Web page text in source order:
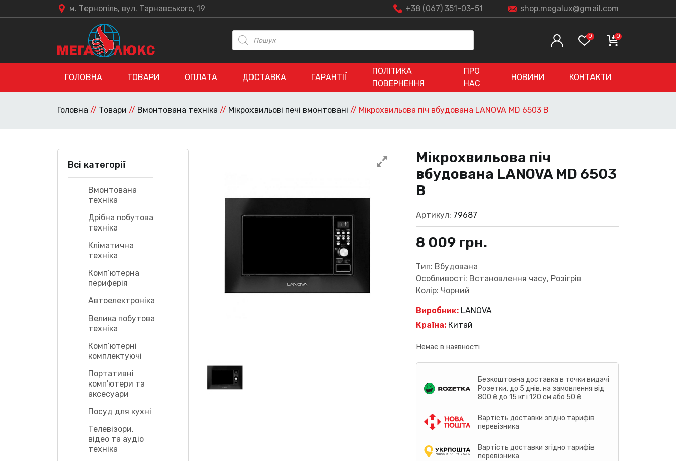
м. Тернопіль, вул. Тарнавського, 19 +38 (067) 351-03-51 shop.megalux@gmail.com
Пошук
товарів
0 0
ГОЛОВНА ТОВАРИ ОПЛАТА ДОСТАВКА ГАРАНТІЇ
ПОЛІТИКА
ПОВЕРНЕННЯ
ПРО
НАС
НОВИНИ КОНТАКТИ
Головна // Товари // Вмонтована техніка // Мікрохвильові печі вмонтовані // Мікрохвильова піч вбудована LANOVA MD 6503 B
Всі категорії
Вмонтована
техніка
Дрібна побутова
техніка
Кліматична
техніка
Комп’ютерна
периферія
Автоелектроніка
Велика побутова
техніка
Комп’ютерні
комплектуючі
Портативні
комп'ютери та
аксесуари
Посуд для кухні
Телевізори,
відео та аудіо
техніка
Мікрохвильова піч
вбудована LANOVA MD 6503
B
Артикул: 79687
8 009 грн.
Тип: Вбудована
Особливості: Встановлення часу, Розігрів
Колір: Чорний
Виробник:LANOVA
Країна:Китай
Немає в наявності
Безкоштовна доставка в точки видачі
Розетки, до 5 днів, на замовлення від
800 ₴ до 15 кг і 120 см або 50 ₴
Вартість доставки згідно тарифів
перевізника
Вартість доставки згідно тарифів
перевізника